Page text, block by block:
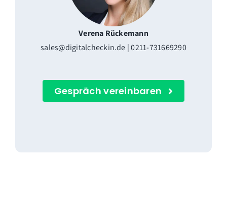
Verena Rückemann
sales@digitalcheckin.de | 0211-731669290
Gespräch vereinbaren